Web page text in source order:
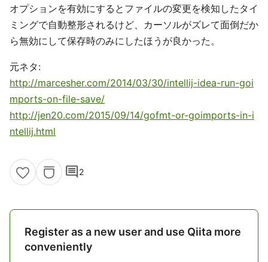
オプションを有効にするとファイルの変更を検知したタイ
ミングで自動整形されるけど、カーソルがズレて面倒だか
ら無効にして保存時のみにしたほうが良かった。
元ネタ:
http://marcesher.com/2014/03/30/intellij-idea-run-goi
mports-on-file-save/
http://jen20.com/2015/09/14/gofmt-or-goimports-in-i
ntellij.html
comment2
Register as a new user and use Qiita more
conveniently